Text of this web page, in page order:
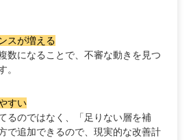
スが増える
数になることで、不審な動きを見つ
。
すい
るのではなく、「足りない層を補
で追加できるので、現実的な改善計